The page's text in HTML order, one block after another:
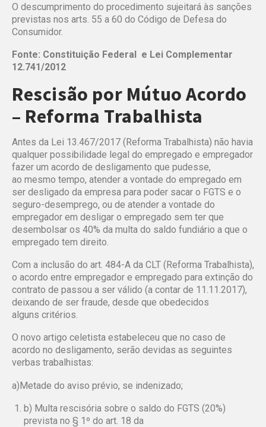
O descumprimento do procedimento sujeitará às sanções
previstas nos arts. 55 a 60 do Código de Defesa do
Consumidor.
Fonte: Constituição Federal e Lei Complementar
12.741/2012
Rescisão por Mútuo Acordo
– Reforma Trabalhista
Antes da Lei 13.467/2017 (Reforma Trabalhista) não havia
qualquer possibilidade legal do empregado e empregador
fazer um acordo de desligamento que pudesse,
ao mesmo tempo, atender a vontade do empregado em
ser desligado da empresa para poder sacar o FGTS e o
seguro-desemprego, ou de atender a vontade do
empregador em desligar o empregado sem ter que
desembolsar os 40% da multa do saldo fundiário a que o
empregado tem direito.
Com a inclusão do art. 484-A da CLT (Reforma Trabalhista),
o acordo entre empregador e empregado para extinção do
contrato de passou a ser válido (a contar de 11.11.2017),
deixando de ser fraude, desde que obedecidos
alguns critérios.
O novo artigo celetista estabeleceu que no caso de
acordo no desligamento, serão devidas as seguintes
verbas trabalhistas:
a)Metade do aviso prévio, se indenizado;
b) Multa rescisória sobre o saldo do FGTS (20%)
prevista no § 1º do art. 18 da